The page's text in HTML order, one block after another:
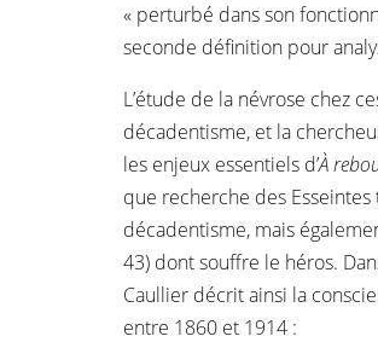
« perturbé dans son
seconde définition pour
L’étude de la névrose chez
décadentisme, et la
les enjeux essentiels d’À
que recherche des
décadentisme, mais
43) dont souffre le héros.
Caullier décrit ainsi la
entre 1860 et 1914 :